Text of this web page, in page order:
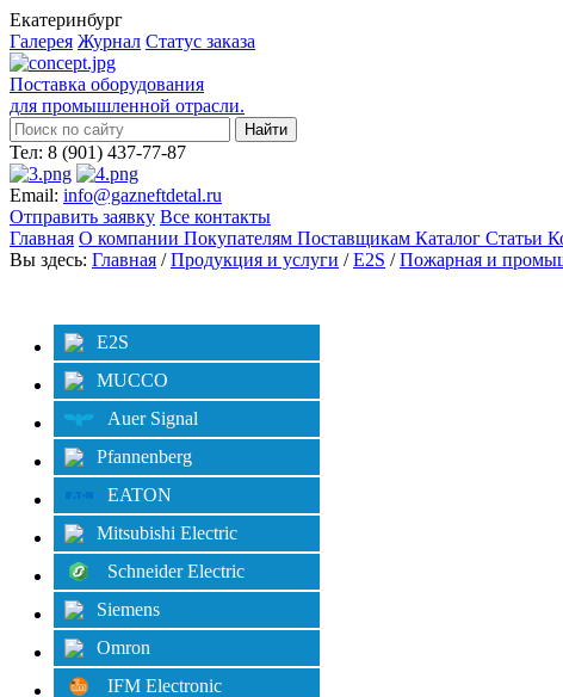
Екатеринбург
Галерея Журнал Статус заказа
Поставка оборудования
для промышленной отрасли.
Тел: 8 (901) 437-77-87
Email: info@gazneftdetal.ru
Отправить заявку Все контакты
Главная О компании Покупателям Поставщикам Каталог Статьи
Вы здесь: Главная /Продукция и услуги /E2S /Пожарная и
E2S
MUCCO
Auer Signal
Pfannenberg
EATON
Mitsubishi Electric
Schneider Electric
Siemens
Omron
IFM Electronic